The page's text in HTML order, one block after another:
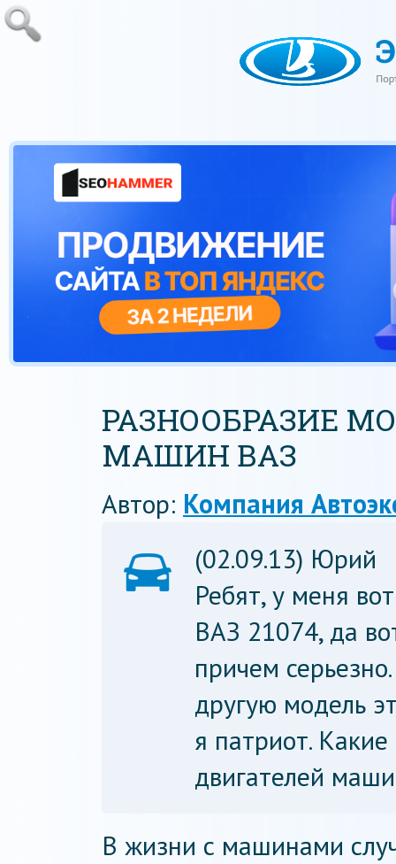
РАЗНООБРАЗИЕ
МАШИН ВАЗ
Автор: Компания
(02.09.13) Юрий
Ребят, у меня
ВАЗ 21074, да
причем
другую модель
я патриот.
двигателей
В жизни с машинами